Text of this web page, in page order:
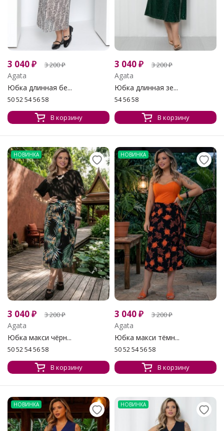
3 040₽ 3 200₽
Agata
Юбка длинная бе...
50 52 54 56 58
В корзину
3 040₽ 3 200₽
Agata
Юбка длинная зе...
54 56 58
В корзину
НОВИНКА
3 040₽ 3 200₽
Agata
Юбка макси чёрн...
50 52 54 56 58
В корзину
НОВИНКА
3 040₽ 3 200₽
Agata
Юбка макси тёмн...
50 52 54 56 58
В корзину
НОВИНКА НОВИНКА